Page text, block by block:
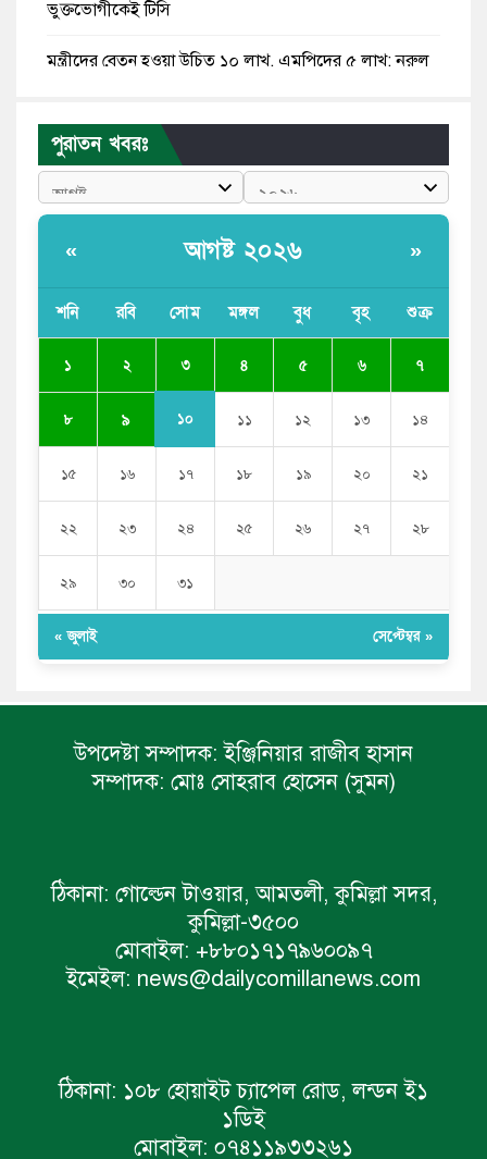
ভুক্তভোগীকেই টিসি
মন্ত্রীদের বেতন হওয়া উচিত ১০ লাখ, এমপিদের ৫ লাখ: নুরুল
রাষ্ট্রপতি পদে প্রস্তাব পাননি ড. ইউনূস, বিএনপির বিবেচনায় মির্জা
ফখরুল
আধা কিলোমিটারের কাজ চলছে মাসের পর মাস: কুমিল্লার
পাঠাতেন ইসলামী বিশ্ববিদ্যালয়ের ছাত্রী
এনসিপি নেতা
পুরাতন খবরঃ
« আগষ্ট ২০২৬ »
শনি রবি সোম মঙ্গল বুধ বৃহ শুক্র
১ ২ ৩ ৪ ৫ ৬ ৭
৮ ৯ ১০ ১১ ১২ ১৩ ১৪
১৫ ১৬ ১৭ ১৮ ১৯ ২০ ২১
২২ ২৩ ২৪ ২৫ ২৬ ২৭ ২৮
২৯ ৩০ ৩১
« জুলাই সেপ্টেম্বর »
উপদেষ্টা সম্পাদক: ইঞ্জিনিয়ার রাজীব হাসান
সম্পাদক: মোঃ সোহরাব হোসেন (সুমন)
ঠিকানা: গোল্ডেন টাওয়ার, আমতলী, কুমিল্লা সদর,
কুমিল্লা-৩৫০০
মোবাইল: +৮৮০১৭১৭৯৬০০৯৭
ইমেইল: news@dailycomillanews.com
ঠিকানা: ১০৮ হোয়াইট চ্যাপেল রোড, লন্ডন ই১
১ডিই
মোবাইল: ০৭৪১১৯৩৩২৬১